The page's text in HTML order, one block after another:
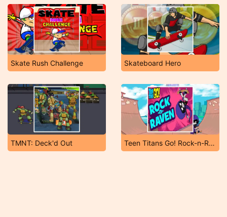
Skate Rush Challenge Skateboard Hero
TMNT: Deck'd Out Teen Titans Go! Rock-n-Raven